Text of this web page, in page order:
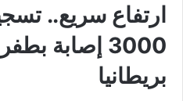
ارتفاع سريع..
3000 إصابة
بريطانيا